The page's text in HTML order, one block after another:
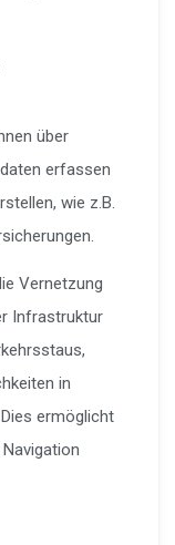
über
erfassen
wie z.B.
Vernetzung
Infrastruktur
in
ermöglicht